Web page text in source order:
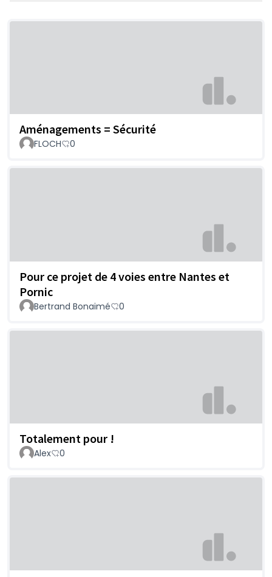
Aménagements = Sécurité
FLOCH 0
Pour ce projet de 4 voies entre Nantes et
Pornic
Bertrand Bonaimé 0
Totalement pour !
Alex 0